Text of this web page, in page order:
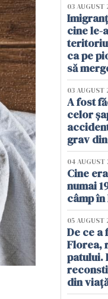
03 AUGUST
cine le-
ca pe
să
03 AUGUST
A fost
celor
grav
04 AUGUST
Cine
numai
câmp
05 AUGUST
De ce a
Florea,
patului.
din